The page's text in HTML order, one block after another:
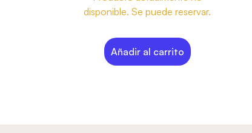
disponible. Se puede reservar.
Añadir al carrito